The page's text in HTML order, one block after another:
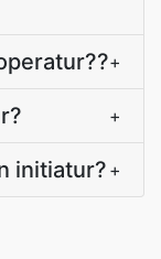
+
+
initiatur? +